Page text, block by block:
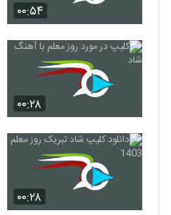
۰۰:۵۴
۰۰:۲۸
۰۰:۲۸